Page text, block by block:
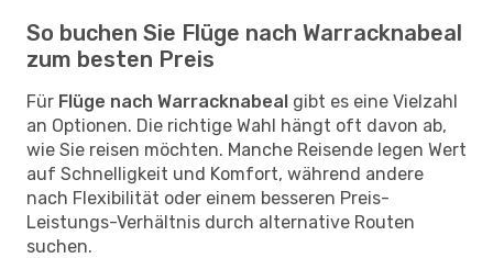
So buchen Sie Flüge nach Warracknabeal
zum besten Preis
Für Flüge nach Warracknabeal gibt es eine Vielzahl
an Optionen. Die richtige Wahl hängt oft davon ab,
wie Sie reisen möchten. Manche Reisende legen Wert
auf Schnelligkeit und Komfort, während andere
nach Flexibilität oder einem besseren Preis-
Leistungs-Verhältnis durch alternative Routen
suchen.